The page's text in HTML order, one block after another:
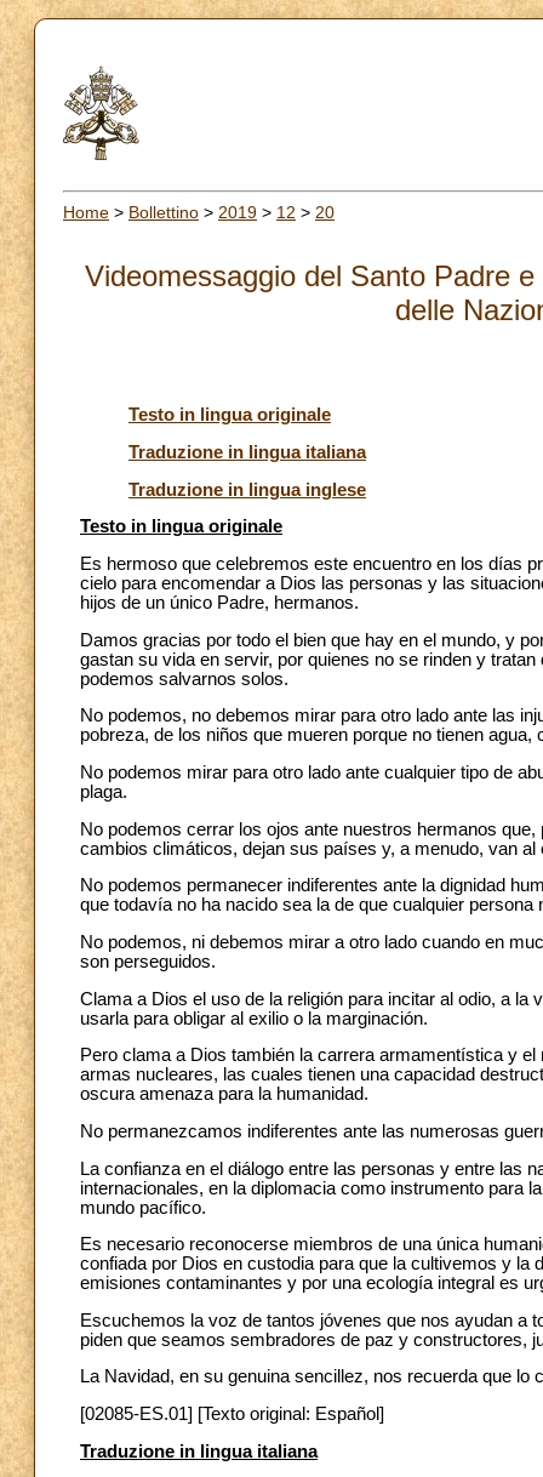
Home > Bollettino > 2019 > 12 > 20
Videomessaggio del Santo Padre
delle
Testo in lingua originale
Traduzione in lingua italiana
Traduzione in lingua inglese
Testo in lingua originale
Es hermoso que celebremos este encuentro en los días
cielo para encomendar a Dios las personas y las
hijos de un único Padre, hermanos.
Damos gracias por todo el bien que hay en el mundo, y
gastan su vida en servir, por quienes no se rinden y
podemos salvarnos solos.
No podemos, no debemos mirar para otro lado ante las
pobreza, de los niños que mueren porque no tienen
No podemos mirar para otro lado ante cualquier tipo de
plaga.
No podemos cerrar los ojos ante nuestros hermanos
cambios climáticos, dejan sus países y, a menudo, van al
No podemos permanecer indiferentes ante la dignidad
que todavía no ha nacido sea la de que cualquier persona
No podemos, ni debemos mirar a otro lado cuando en
son perseguidos.
Clama a Dios el uso de la religión para incitar al odio, a
usarla para obligar al exilio o la marginación.
Pero clama a Dios también la carrera armamentística y
armas nucleares, las cuales tienen una capacidad
oscura amenaza para la humanidad.
No permanezcamos indiferentes ante las numerosas
La confianza en el diálogo entre las personas y entre las
internacionales, en la diplomacia como instrumento para
mundo pacífico.
Es necesario reconocerse miembros de una única
confiada por Dios en custodia para que la cultivemos y
emisiones contaminantes y por una ecología integral es
Escuchemos la voz de tantos jóvenes que nos ayudan a
piden que seamos sembradores de paz y constructores,
La Navidad, en su genuina sencillez, nos recuerda que lo
[02085-ES.01] [Texto original: Español]
Traduzione in lingua italiana